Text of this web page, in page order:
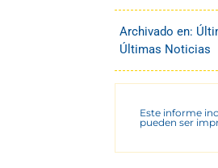
Archivado en:
Últimas Noticias
Este informe
pueden ser